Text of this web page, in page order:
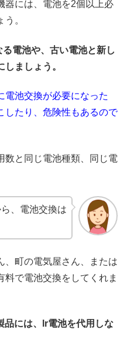
器には、電池を2個以上必
。
電池や、古い電池と新し
ましょう。
電池交換が必要になった
したり、危険性もあるので
数と同じ電池種類、同じ電
、電池交換は
、町の電気屋さん、または
料で電池交換をしてくれま
品には、lr電池を代用しな